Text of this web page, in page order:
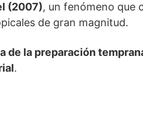
(2007), un fenómeno que
de gran magnitud.
de la preparación
.